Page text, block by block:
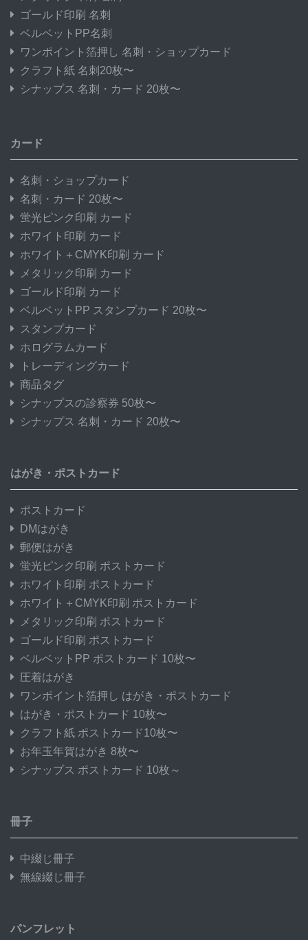
ゴールド印刷 名刺
ベルベットPP名刺
ワンポイント箔押し 名刺・ショップカード
クラフト紙 名刺20枚〜
シナップス 名刺・カード 20枚〜
カード
名刺・ショップカード
名刺・カード 20枚〜
蛍光ピンク印刷 カード
ホワイト印刷 カード
ホワイト＋CMYK印刷 カード
メタリック印刷 カード
ゴールド印刷 カード
ベルベットPP スタンプカード 20枚〜
スタンプカード
ホログラムカード
トレーディングカード
商品タグ
シナップスの診察券 50枚〜
シナップス 名刺・カード 20枚〜
はがき・ポストカード
ポストカード
DMはがき
郵便はがき
蛍光ピンク印刷 ポストカード
ホワイト印刷 ポストカード
ホワイト＋CMYK印刷 ポストカード
メタリック印刷 ポストカード
ゴールド印刷 ポストカード
ベルベットPP ポストカード 10枚〜
圧着はがき
ワンポイント箔押し はがき・ポストカード
はがき・ポストカード 10枚〜
クラフト紙 ポストカード10枚〜
お年玉年賀はがき 8枚〜
シナップス ポストカード 10枚～
冊子
中綴じ冊子
無線綴じ冊子
パンフレット